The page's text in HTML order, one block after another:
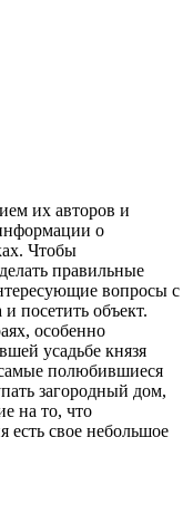
их авторов и
о
Чтобы
правильные
вопросы с
посетить объект.
особенно
усадьбе князя
полюбившиеся
загородный дом,
на то, что
есть свое небольшое